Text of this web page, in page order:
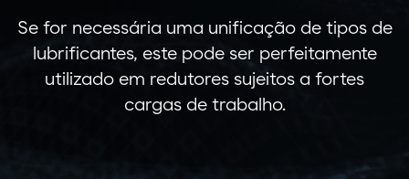
Se for necessária uma unificação de tipos de
lubrificantes, este pode ser perfeitamente
utilizado em redutores sujeitos a fortes
cargas de trabalho.